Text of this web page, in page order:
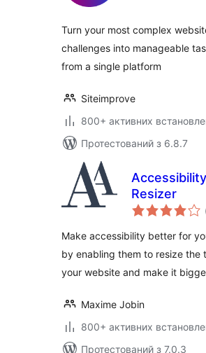
Turn your most complex
challenges into manageable
from a single platform
Siteimprove
800+ активних
Протестований з 6.8.7
Resizer
Make accessibility better for
by enabling them to resize the
your website and make it
Maxime Jobin
800+ активних
Протестований з 7.0.3